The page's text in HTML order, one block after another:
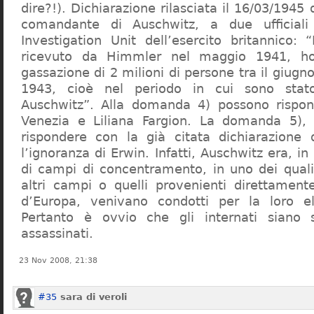
dire?!). Dichiarazione rilasciata il 16/03/1945
comandante di Auschwitz, a due
Investigation Unit dell’esercito britannico:
ricevuto da Himmler nel maggio 1941,
gassazione di 2 milioni di persone tra il
1943, cioè nel periodo in cui sono
Auschwitz”. Alla domanda 4) possono
Venezia e Liliana Fargion. La domanda
rispondere con la già citata dichiarazione
l’ignoranza di Erwin. Infatti, Auschwitz era,
di campi di concentramento, in uno dei
altri campi o quelli provenienti
d’Europa, venivano condotti per la loro
Pertanto è ovvio che gli internati siano
assassinati.
23 Nov 2008, 21:38
#35 sara di veroli